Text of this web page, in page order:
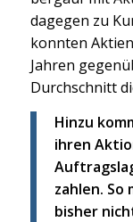
dagegen zu
konnten
Jahren
Durchschnitt
Hinzu
ihren
zahlen.
bisher